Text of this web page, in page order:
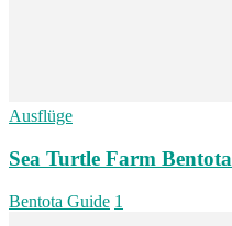
Ausflüge
Sea Turtle Farm Bentota
Bentota Guide 1